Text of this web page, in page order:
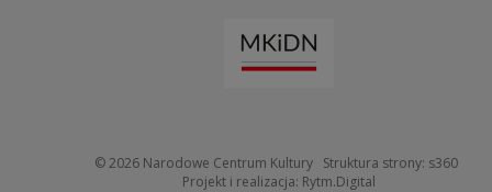
© 2026 Narodowe Centrum KulturyStruktura strony: s360
Projekt i realizacja: Rytm.Digital